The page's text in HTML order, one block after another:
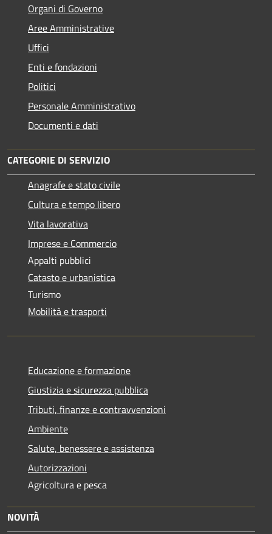
Organi di Governo
Aree Amministrative
Uffici
Enti e fondazioni
Politici
Personale Amministrativo
Documenti e dati
CATEGORIE DI SERVIZIO
Anagrafe e stato civile
Cultura e tempo libero
Vita lavorativa
Imprese e Commercio
Appalti pubblici
Catasto e urbanistica
Turismo
Mobilità e trasporti
Educazione e formazione
Giustizia e sicurezza pubblica
Tributi, finanze e contravvenzioni
Ambiente
Salute, benessere e assistenza
Autorizzazioni
Agricoltura e pesca
NOVITÀ